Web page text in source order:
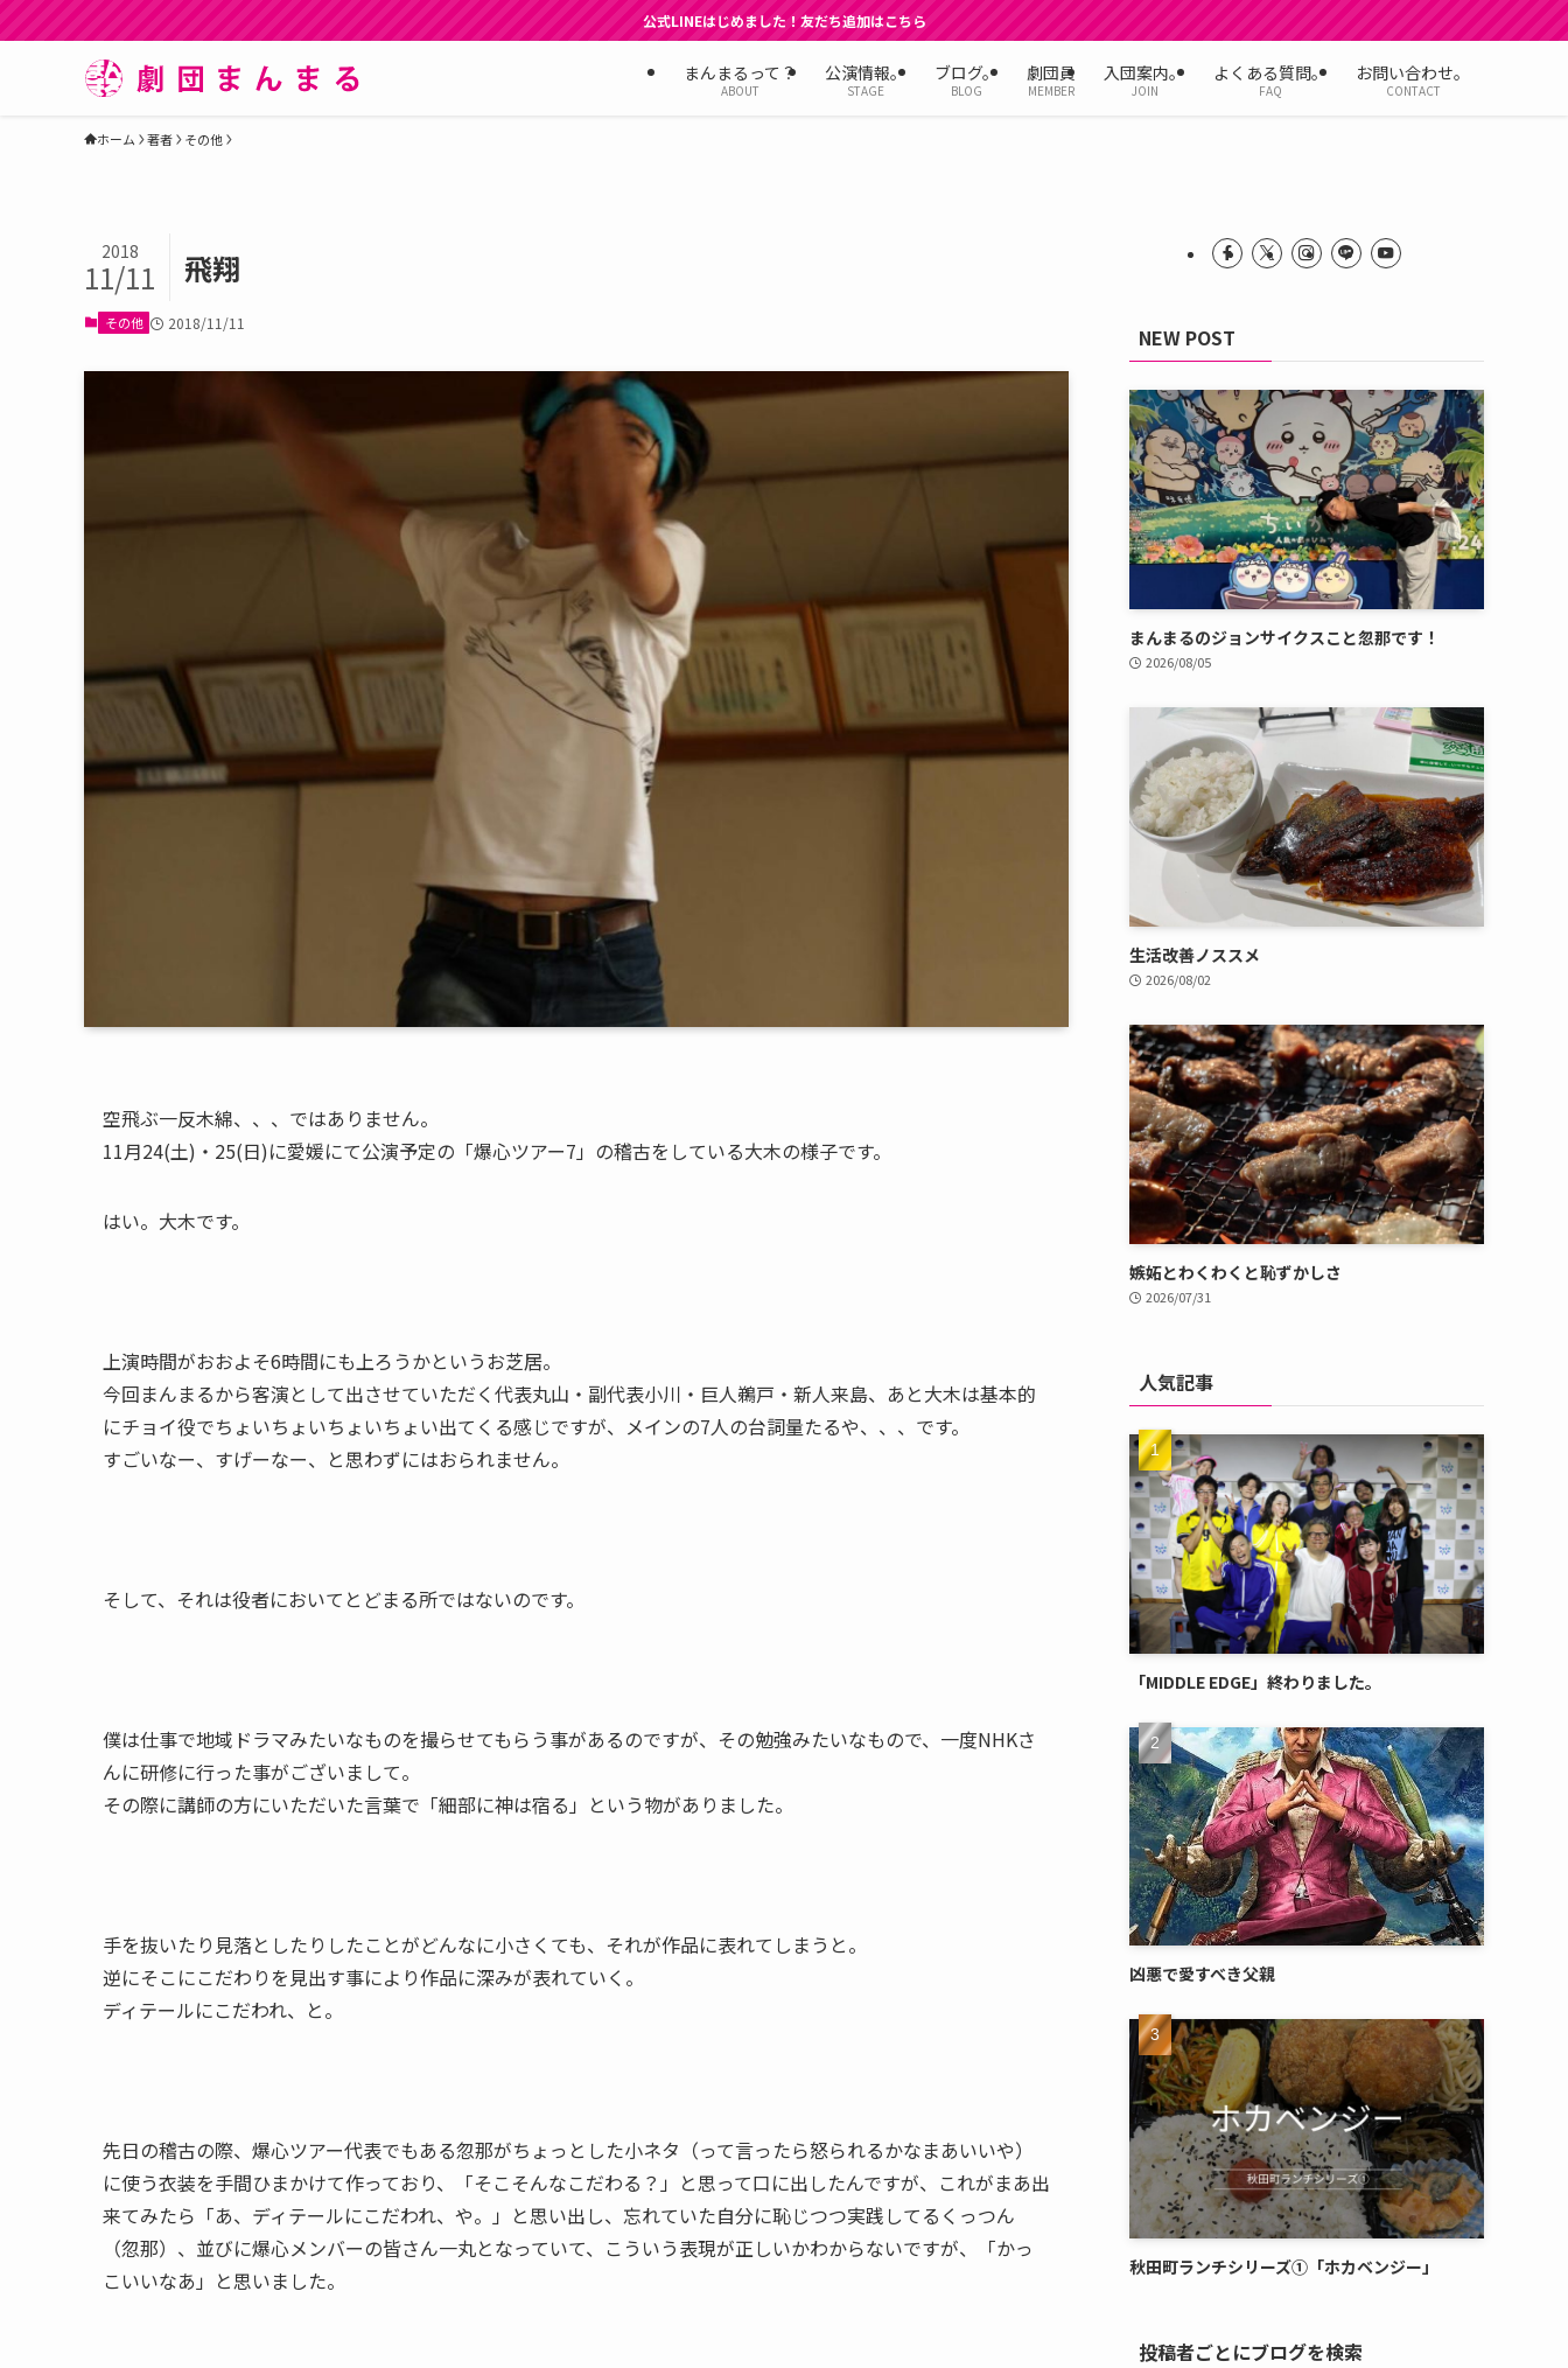
公式LINEはじめました！友だち追加はこちら
まんまるって？
ABOUT
公演情報。
STAGE
ブログ。
BLOG
劇団員
MEMBER
入団案内。
JOIN
よくある質問。
FAQ
お問い合わせ。
CONTACT
ホーム 著者 その他
飛翔
2018
11/11
その他 2018/11/11
空飛ぶ一反木綿、、、ではありません。
11月24(土)・25(日)に愛媛にて公演予定の「爆心ツアー7」の稽古をしている大木の様子です。
はい。大木です。
上演時間がおおよそ6時間にも上ろうかというお芝居。
今回まんまるから客演として出させていただく代表丸山・副代表小川・巨人鵜戸・新人来島、あと大木は基本的
にチョイ役でちょいちょいちょいちょい出てくる感じですが、メインの7人の台詞量たるや、、、です。
すごいなー、すげーなー、と思わずにはおられません。
そして、それは役者においてとどまる所ではないのです。
僕は仕事で地域ドラマみたいなものを撮らせてもらう事があるのですが、その勉強みたいなもので、一度NHKさ
んに研修に行った事がございまして。
その際に講師の方にいただいた言葉で「細部に神は宿る」という物がありました。
手を抜いたり見落としたりしたことがどんなに小さくても、それが作品に表れてしまうと。
逆にそこにこだわりを見出す事により作品に深みが表れていく。
ディテールにこだわれ、と。
先日の稽古の際、爆心ツアー代表でもある忽那がちょっとした小ネタ（って言ったら怒られるかなまあいいや）
に使う衣装を手間ひまかけて作っており、「そこそんなこだわる？」と思って口に出したんですが、これがまあ出
来てみたら「あ、ディテールにこだわれ、や。」と思い出し、忘れていた自分に恥じつつ実践してるくっつん
（忽那）、並びに爆心メンバーの皆さん一丸となっていて、こういう表現が正しいかわからないですが、「かっ
こいいなあ」と思いました。
NEW POST
まんまるのジョンサイクスこと忽那です！
2026/08/05
生活改善ノススメ
2026/08/02
嫉妬とわくわくと恥ずかしさ
2026/07/31
人気記事
「MIDDLE EDGE」終わりました。
凶悪で愛すべき父親
秋田町ランチシリーズ①「ホカベンジー」
投稿者ごとにブログを検索